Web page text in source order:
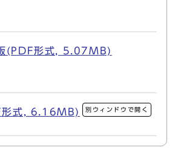
(PDF形式, 5.07MB)
形式, 6.16MB) 別ウィンドウで開く